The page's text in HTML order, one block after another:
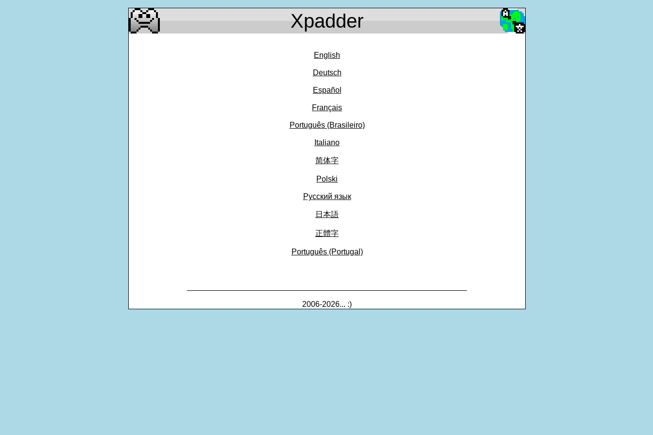
Xpadder
English
Deutsch
Español
Français
Português (Brasileiro)
Italiano
简体字
Polski
Pусский язык
日本語
正體字
Português (Portugal)
2006-2026... :)